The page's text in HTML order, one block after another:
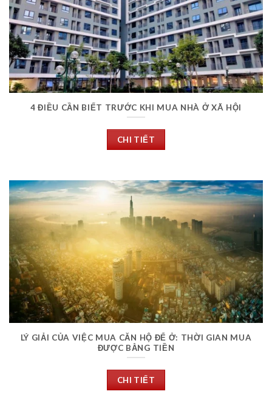
4 ĐIỀU CẦN BIẾT TRƯỚC KHI MUA NHÀ Ở XÃ HỘI
CHI TIẾT
LÝ GIẢI CỦA VIỆC MUA CĂN HỘ ĐỂ Ở: THỜI GIAN MUA
ĐƯỢC BẰNG TIỀN
CHI TIẾT